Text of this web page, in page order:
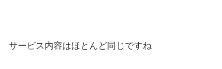
サービス内容はほとんど同じですね